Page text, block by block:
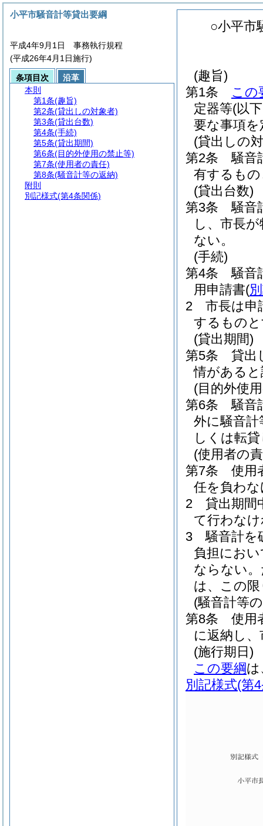
○小平市
(趣旨)
第1条
この
定器等(以
要な事項
(貸出しの
第2条
騒音
有するも
(貸出台数)
第3条
騒音
し、市長
ない。
(手続)
第4条
騒音
用申請書(
2
市長は申
するもの
(貸出期間)
第5条
貸出
情がある
(目的外使
第6条
騒音
外に騒音
しくは転
(使用者の
第7条
使用
任を負わ
2
貸出期間
て行わな
3
騒音計を
負担にお
ならない。
は、この
(騒音計等
第8条
使用
に返納し
(施行期日)
この要綱は
別記様式(第
小平市騒音計等貸出要綱
平成4年9月1日 事務執行規程
(平成26年4月1日施行)
条項目次
沿革
本則
第1条(趣旨)
第2条(貸出しの対象者)
第3条(貸出台数)
第4条(手続)
第5条(貸出期間)
第6条(目的外使用の禁止等)
第7条(使用者の責任)
第8条(騒音計等の返納)
附則
別記様式(第4条関係)